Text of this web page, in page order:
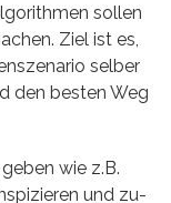
sollen
Ziel ist es,
selber
den besten Weg
wie z.B.
und zu-